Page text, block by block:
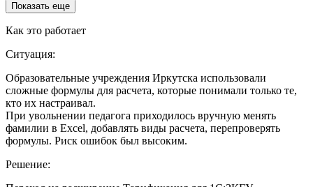
Показать еще
Как это работает
Ситуация:
Образовательные учреждения Иркутска использовали
сложные формулы для расчета, которые понимали только те,
кто их настраивал.
При увольнении педагога приходилось вручную менять
фамилии в Excel, добавлять виды расчета, перепроверять
формулы. Риск ошибок был высоким.
Решение: